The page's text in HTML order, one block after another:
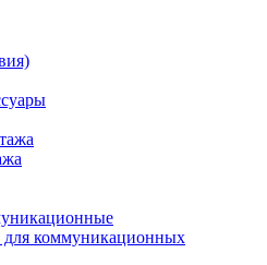
для коммуникационных